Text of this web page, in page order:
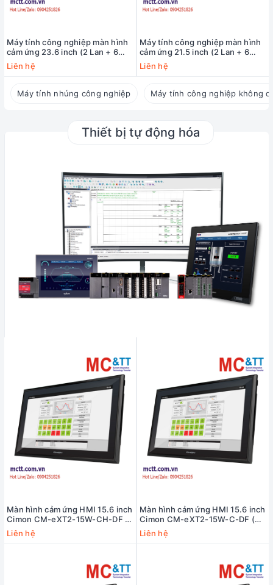
Máy tính công nghiệp màn hình
cảm ứng 23.6 inch (2 Lan + 6
COM) MCTT MPPC-2L6C-
12TH-23W
Liên hệ
Máy tính công nghiệp màn hình
cảm ứng 21.5 inch (2 Lan + 6
COM) MCTT MPPC-2L6C-
12TH-21W
Liên hệ
Máy tính nhúng công nghiệp Máy tính công nghiệp không
Thiết bị tự động hóa
Màn hình cảm ứng HMI 15.6 inch
Cimon CM-eXT2-15W-CH-DF (2
COM, 2 Ethernet, Micro SD slot,
Audio)
Liên hệ
Màn hình cảm ứng HMI 15.6 inch
Cimon CM-eXT2-15W-C-DF (2
COM, 2 Ethernet, Micro SD slot,
Audio)
Liên hệ